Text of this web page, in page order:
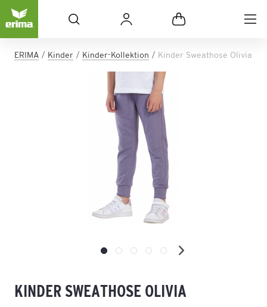
ERIMA Kinder Kinder-Kollektion Kinder Sweathose Olivia
KINDER SWEATHOSE OLIVIA